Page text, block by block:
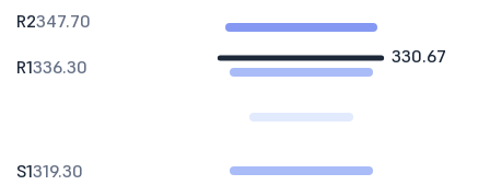
330.67
R2347.70
R1336.30
S1319.30